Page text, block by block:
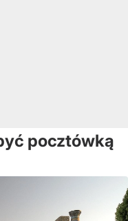
pocztówką